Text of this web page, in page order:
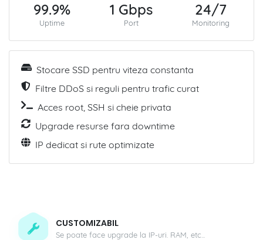
99.9%
Uptime
1 Gbps
Port
24/7
Monitoring
Stocare SSD pentru viteza constanta
Filtre DDoS si reguli pentru trafic curat
Acces root, SSH si cheie privata
Upgrade resurse fara downtime
IP dedicat si rute optimizate
CUSTOMIZABIL
Se poate face upgrade la IP-uri. RAM, etc...